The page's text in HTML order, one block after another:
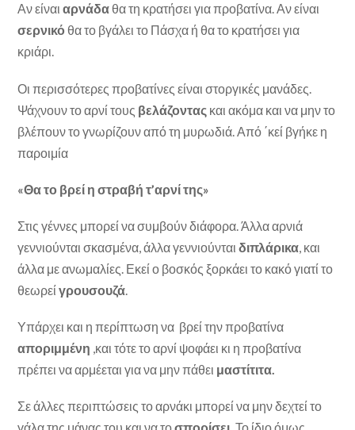
Αν είναιαρνάδαθα τη κρατήσει για προβατίνα. Αν είναι
σερνικό θα το βγάλει το Πάσχα ή θα το κρατήσει για
κριάρι.
Οι περισσότερες προβατίνες είναι στοργικές μανάδες.
Ψάχνουν το αρνί τους βελάζοντας και ακόμα και να μην το
βλέπουν το γνωρίζουν από τη μυρωδιά. Από ΄κεί βγήκε η
παροιμία
«Θα το βρεί η στραβή τ’αρνί της»
Στις γέννες μπορεί να συμβούν διάφορα. Άλλα αρνιά
γεννιούνται σκασμένα, άλλα γεννιούνταιδιπλάρικα, και
άλλα με ανωμαλίες. Εκεί ο βοσκός ξορκάει το κακό γιατί το
θεωρείγρουσουζά.
Υπάρχει και η περίπτωση να βρεί την προβατίνα
αποριμμένη ,και τότε το αρνί ψοφάει κι η προβατίνα
πρέπει να αρμέεται για να μην πάθει μαστίτιτα.
Σε άλλες περιπτώσεις το αρνάκι μπορεί να μην δεχτεί το